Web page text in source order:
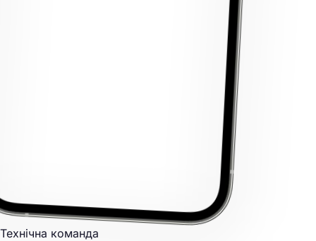
Технічна команда